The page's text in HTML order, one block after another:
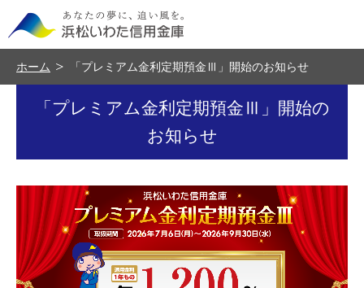
ホーム 「プレミアム金利定期預金Ⅲ」開始のお知らせ
「プレミアム金利定期預金Ⅲ」開始の
お知らせ